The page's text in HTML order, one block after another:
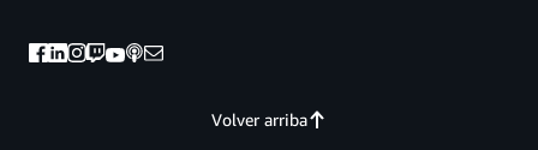
Volver arriba